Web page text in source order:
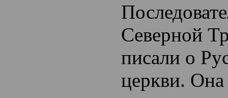
Северной
писали о
церкви. Она